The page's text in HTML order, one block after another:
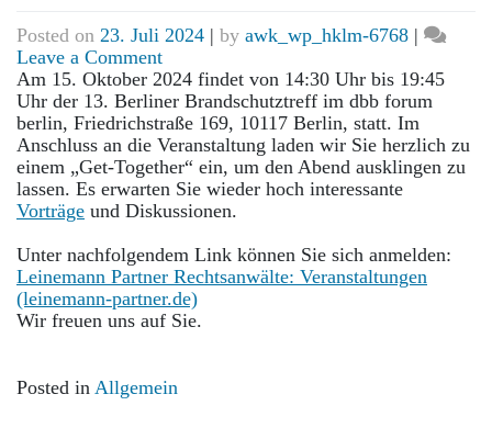
Posted on 23. Juli 2024 | by awk_wp_hklm-6768 |
Leave a Commenton
13.
Berliner
Brandschutztreff
Am 15. Oktober 2024 findet von 14:30 Uhr bis 19:45
Uhr der 13. Berliner Brandschutztreff im dbb forum
berlin, Friedrichstraße 169, 10117 Berlin, statt. Im
Anschluss an die Veranstaltung laden wir Sie herzlich zu
einem „Get-Together“ ein, um den Abend ausklingen zu
lassen. Es erwarten Sie wieder hoch interessante
Vorträge und Diskussionen.
Unter nachfolgendem Link können Sie sich anmelden:
Leinemann Partner Rechtsanwälte: Veranstaltungen
(leinemann-partner.de)
Wir freuen uns auf Sie.
Posted in Allgemein